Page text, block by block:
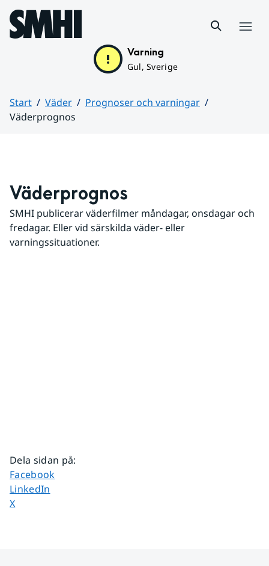
Hoppa till sidans innehåll
Varning
Gul, Sverige
Start Väder
Prognoser och varningar
Väderprognos
Väderprognos
SMHI publicerar väderfilmer måndagar, onsdagar och
fredagar. Eller vid särskilda väder- eller
varningssituationer.
Dela sidan på:
Dela sidan på
Facebook
Dela sidan på
LinkedIn
Dela sidan på
X